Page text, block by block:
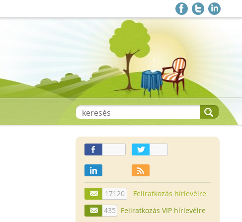
17120
Feliratkozás hírlevélre
435
Feliratkozás VIP hírlevélre